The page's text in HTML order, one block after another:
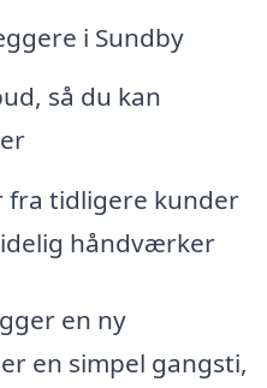
i Sundby
så du kan
fra tidligere kunder
håndværker
en ny
en simpel gangsti,